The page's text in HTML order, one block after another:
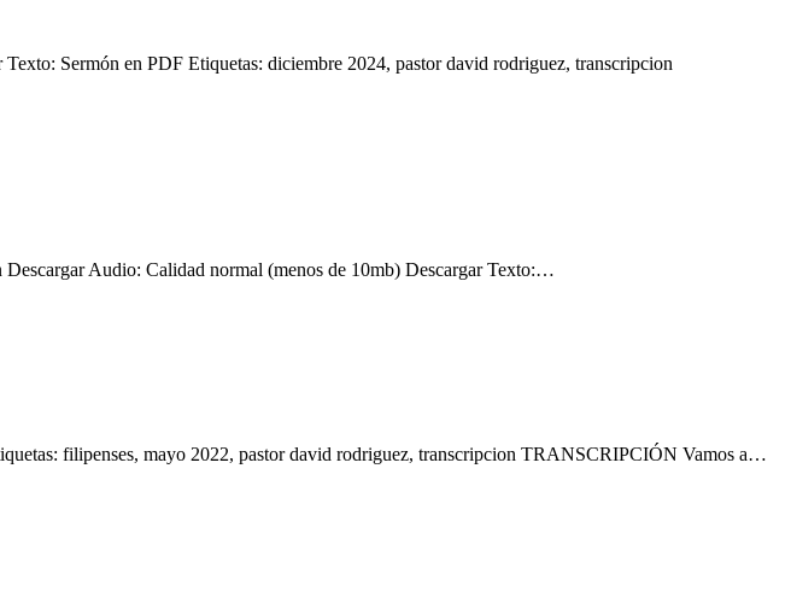
Sermón en PDF Etiquetas: diciembre 2024, pastor david rodriguez, transcripcion
Audio: Calidad normal (menos de 10mb) Descargar Texto:…
filipenses, mayo 2022, pastor david rodriguez, transcripcion TRANSCRIPCIÓN Vamos a…